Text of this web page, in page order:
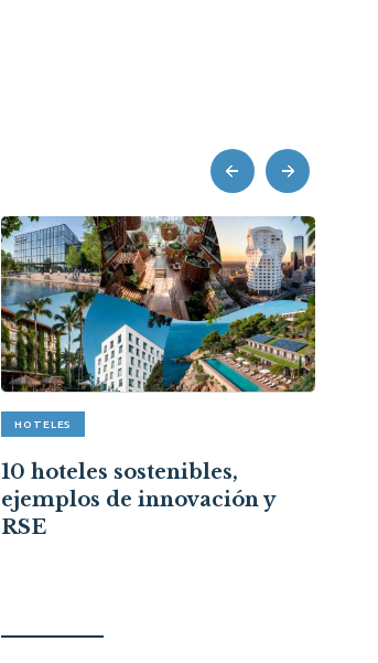
HOTELES
10 hoteles sostenibles,
ejemplos de innovación y
RSE
prev next